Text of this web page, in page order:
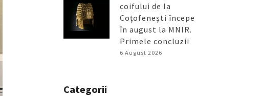
coifului de la
Coțofenești începe
în august la MNIR.
Primele concluzii
6 August 2026
Categorii